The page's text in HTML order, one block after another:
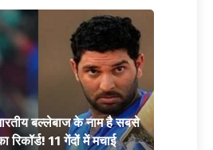
बल्लेबाज के नाम है सबसे
11 गेंदों में मचाई